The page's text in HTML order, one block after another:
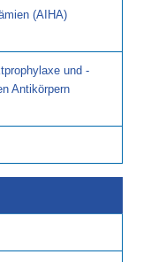
(AIHA)
und -
Antikörpern